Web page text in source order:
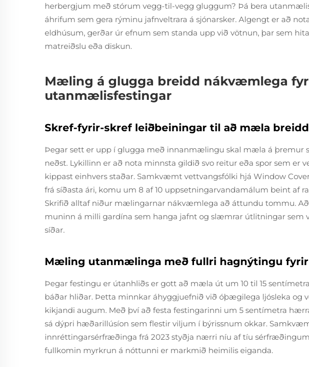
herbergjum með stórum vegg-til-vegg gluggum? Þá bera
áhrifum sem gera rýminu jafnveltrara á sjónarsker. Algengt er að
eldhúsum, gerðar úr efnum sem standa upp við vötnun, þar sem
matreiðslu eða diskun.
Mæling á glugga breidd nákvæmlega
utanmælisfestingar
Skref-fyrir-skref leiðbeiningar til að mæla
Þegar sett er upp í glugga með innanmælingu skal mæla á þremur
neðst. Lykillinn er að nota minnsta gildið svo reitur eða spor sem er
kippast einhvers staðar. Samkvæmt vettvangsfólki hjá Window
frá síðasta ári, komu um 8 af 10 uppsetningarvandamálum beint af
Skrifið alltaf niður mælingarnar nákvæmlega að áttundu tommu.
muninn á milli gardína sem hanga jafnt og slæmrar útlitningar sem
síðar.
Mæling utanmælinga með fullri hagnýtingu
Þegar festingu er útanhliðs er gott að mæla út um 10 til 15
báðar hliðar. Þetta minnkar áhyggjuefnið við óþægilega ljósleka og
kikjandi augum. Með því að festa festingarinni um 5 sentímetra
sá dýpri hæðarillúsíon sem flestir viljum í býrissnum okkar.
innréttingarsérfræðinga frá 2023 styðja nærri níu af tíu
fullkomin myrkrun á nóttunni er markmið heimilis eiganda.